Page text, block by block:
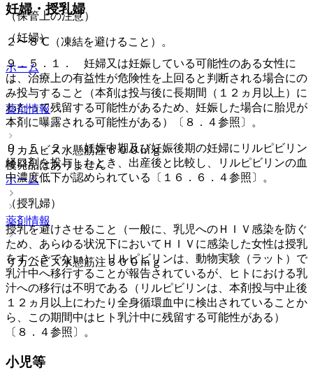
（保管上の注意）
２〜８℃（凍結を避けること）。
ホーム
薬剤情報
リカムビス水懸筋注６００ｍｇ
後発品はありません
ホーム
薬剤情報
リカムビス水懸筋注６００ｍｇ
妊婦・授乳婦
（妊婦）
９．５．１． 妊婦又は妊娠している可能性のある女性に
は、治療上の有益性が危険性を上回ると判断される場合にの
み投与すること（本剤は投与後に長期間（１２ヵ月以上）に
わたって残留する可能性があるため、妊娠した場合に胎児が
本剤に曝露される可能性がある）〔８．４参照〕。
９．５．２． 妊娠中期及び妊娠後期の妊婦にリルピビリン
経口剤を投与したとき、出産後と比較し、リルピビリンの血
中濃度低下が認められている〔１６．６．４参照〕。
（授乳婦）
授乳を避けさせること（一般に、乳児へのＨＩＶ感染を防ぐ
ため、あらゆる状況下においてＨＩＶに感染した女性は授乳
をすべきでない）、リルピビリンは、動物実験（ラット）で
乳汁中へ移行することが報告されているが、ヒトにおける乳
汁への移行は不明である（リルピビリンは、本剤投与中止後
１２ヵ月以上にわたり全身循環血中に検出されていることか
ら、この期間中はヒト乳汁中に残留する可能性がある）
〔８．４参照〕。
小児等